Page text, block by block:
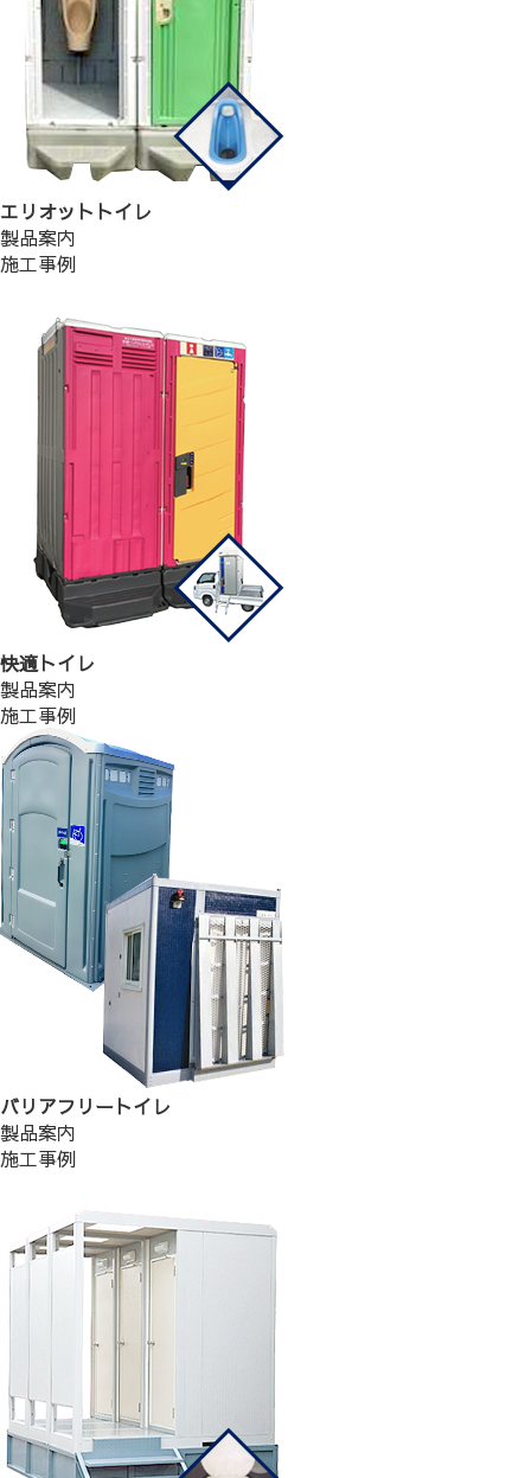
エリオットトイレ
製品案内
施工事例
快適トイレ
製品案内
施工事例
バリアフリートイレ
製品案内
施工事例